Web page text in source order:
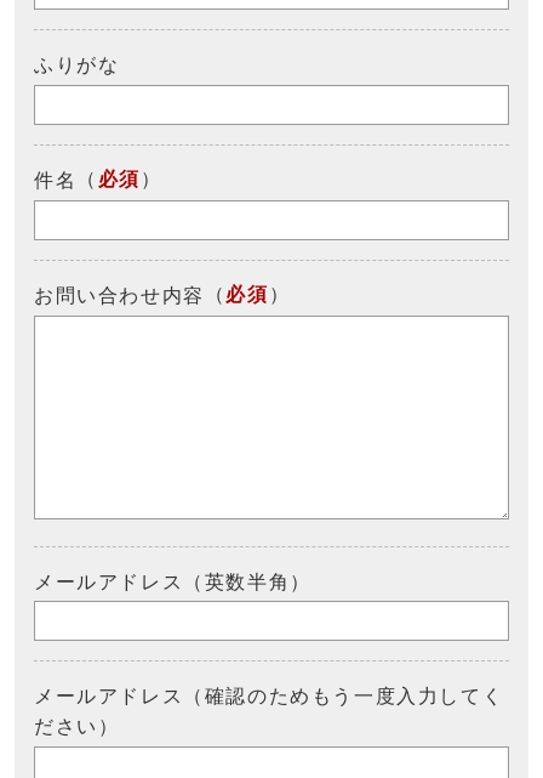
ふりがな
件名 （ 必須 ）
お問い合わせ内容 （ 必須 ）
メールアドレス（英数半角）
メールアドレス（確認のためもう一度入力してく
ださい）